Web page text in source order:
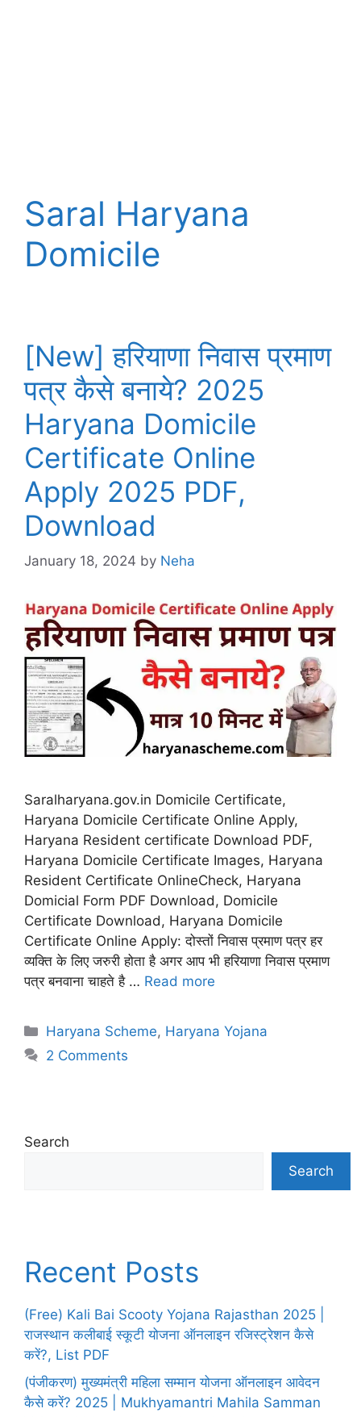
Saral Haryana
Domicile
[New] हरियाणा निवास प्रमाण
पत्र कैसे बनाये? 2025
Haryana Domicile
Certificate Online
Apply 2025 PDF,
Download
January 18, 2024 by Neha
Saralharyana.gov.in Domicile Certificate,
Haryana Domicile Certificate Online Apply,
Haryana Resident certificate Download PDF,
Haryana Domicile Certificate Images, Haryana
Resident Certificate OnlineCheck, Haryana
Domicial Form PDF Download, Domicile
Certificate Download, Haryana Domicile
Certificate Online Apply: दोस्तों निवास प्रमाण पत्र हर
व्यक्ति के लिए जरुरी होता है अगर आप भी हरियाणा निवास प्रमाण
पत्र बनवाना चाहते है … Read more
Categories
Haryana Scheme, Haryana Yojana
2 Comments
Search
Search
Recent Posts
(Free) Kali Bai Scooty Yojana Rajasthan 2025 |
राजस्थान कलीबाई स्कूटी योजना ऑनलाइन रजिस्ट्रेशन कैसे
करें?, List PDF
(पंजीकरण) मुख्यमंत्री महिला सम्मान योजना ऑनलाइन आवेदन
कैसे करें? 2025 | Mukhyamantri Mahila Samman